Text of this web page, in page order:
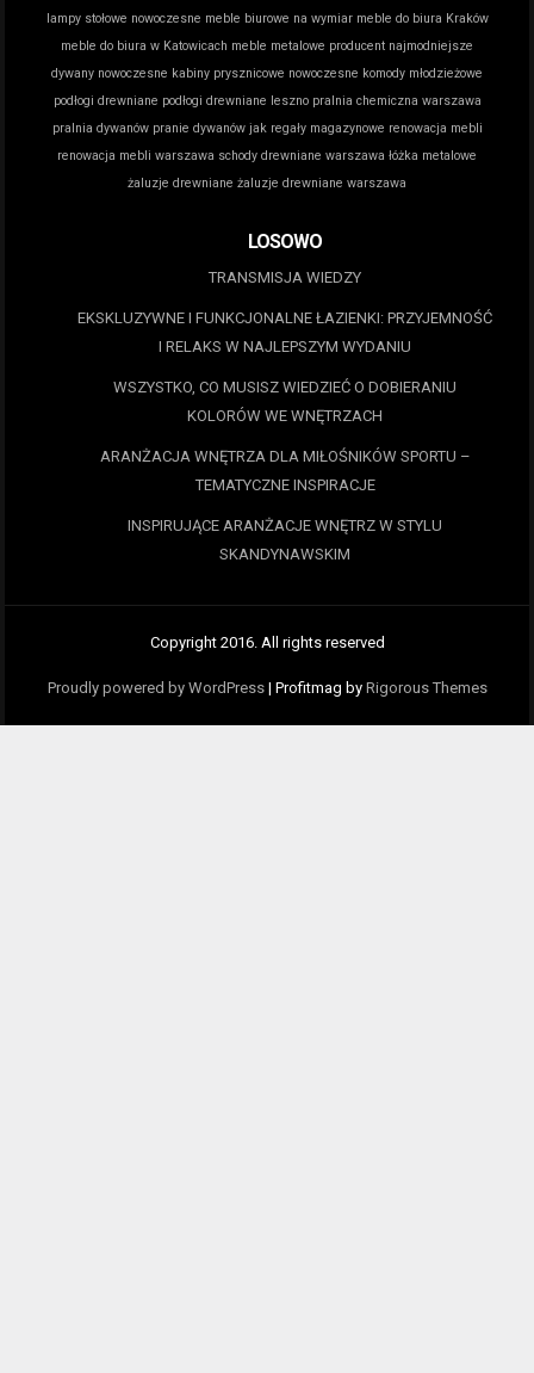
lampy stołowe nowoczesne meble biurowe na wymiar meble do biura Kraków
meble do biura w Katowicach meble metalowe producent najmodniejsze
dywany nowoczesne kabiny prysznicowe nowoczesne komody młodzieżowe
podłogi drewniane podłogi drewniane leszno pralnia chemiczna warszawa
pralnia dywanów pranie dywanów jak regały magazynowe renowacja mebli
renowacja mebli warszawa schody drewniane warszawa łóżka metalowe
żaluzje drewniane żaluzje drewniane warszawa
LOSOWO
TRANSMISJA WIEDZY
EKSKLUZYWNE I FUNKCJONALNE ŁAZIENKI: PRZYJEMNOŚĆ
I RELAKS W NAJLEPSZYM WYDANIU
WSZYSTKO, CO MUSISZ WIEDZIEĆ O DOBIERANIU
KOLORÓW WE WNĘTRZACH
ARANŻACJA WNĘTRZA DLA MIŁOŚNIKÓW SPORTU –
TEMATYCZNE INSPIRACJE
INSPIRUJĄCE ARANŻACJE WNĘTRZ W STYLU
SKANDYNAWSKIM
Copyright 2016. All rights reserved
Proudly powered by WordPress | Profitmag by Rigorous Themes